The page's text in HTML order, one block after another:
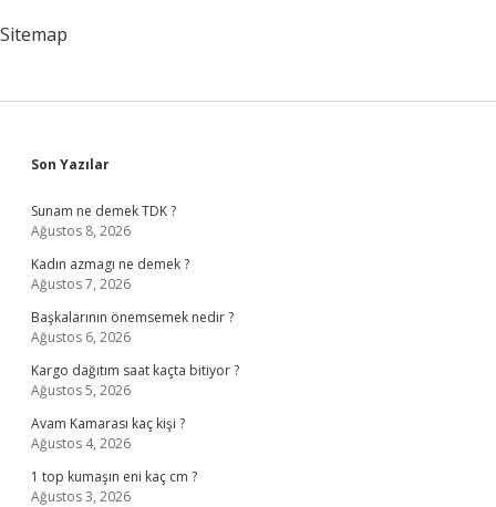
Sitemap
Sidebar
Son Yazılar
Sunam ne demek TDK ?
Ağustos 8, 2026
Kadın azmagı ne demek ?
Ağustos 7, 2026
Başkalarının önemsemek nedir ?
Ağustos 6, 2026
Kargo dağıtım saat kaçta bitiyor ?
Ağustos 5, 2026
Avam Kamarası kaç kişi ?
Ağustos 4, 2026
1 top kumaşın eni kaç cm ?
Ağustos 3, 2026